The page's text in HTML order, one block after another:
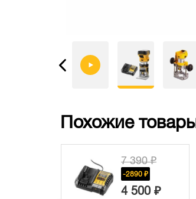
Похожие товары
7 390 ₽
-2890 ₽
4 500 ₽